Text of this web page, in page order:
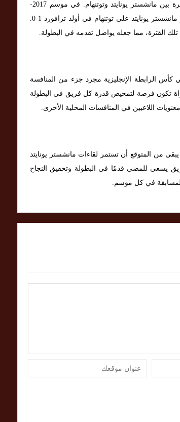
في العقد الأخير، شهدت بطولة كأس الرابطة الإنجليزية مواجهات مثيرة بين مانشستر يونايتد وتوتنهام. في موسم 2017-
2018، التقى الفريقان في دور الـ16 من البطولة، وانتهت المباراة بفوز مانشستر يونايتد على توتنهام في أولد ترافورد 1-0.
الفترة، مما جعله يواصل تقدمه في البطولة.
كأس الرابطة الإنجليزية مجرد جزء من المنافسة
تكون فرصة لتمحيص قدرة كل فريق في البطولة
اللاعبين في المنافسات المحلية الأخرى.
من المتوقع أن تستمر لقاءات مانشستر يونايتد
يسعى للمضي قدمًا في البطولة وتحقيق النجاح
في كل موسم.